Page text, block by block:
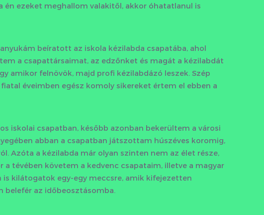
én ezeket meghallom valakitől, akkor óhatatlanul is
beíratott az iskola kézilabda csapatába, ahol
a csapattársaimat, az edzőnket és magát a kézilabdát
amikor felnövök, majd profi kézilabdázó leszek. Szép
éveimben egész komoly sikereket értem el ebben a
iskolai csapatban, később azonban bekerültem a városi
abban a csapatban játszottam húszéves koromig,
Azóta a kézilabda már olyan szinten nem az élet része,
tévében követem a kedvenc csapataim, illetve a magyar
kilátogatok egy-egy meccsre, amik kifejezetten
belefér az időbeosztásomba.